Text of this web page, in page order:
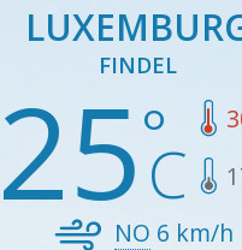
FINDEL
25NO 6 km/h